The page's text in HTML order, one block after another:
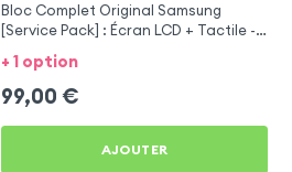
Bloc Complet Original Samsung
[Service Pack] : Écran LCD + Tactile -
Noir pour Samsung Galaxy A8 2018
+ 1 option
99,00 €
AJOUTER